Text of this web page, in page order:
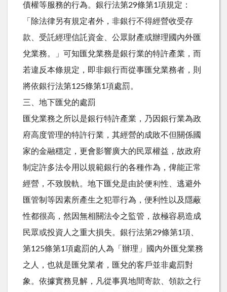
債權等服務的行為。銀行法第29條第1項規定：
「除法律另有規定者外，非銀行不得經營收受存
款、受託經理信託資金、公眾財產或辦理國內外匯
兌業務。」可知匯兌業務是銀行業的特許產業，而
若違反本條規定，即非銀行而從事匯兌業務者，則
將依銀行法第125條第1項處罰。
三、地下匯兌的處罰
匯兌業務之所以是銀行特許產業，乃因銀行業為政
府高度管理的特許行業，其經營的成敗不但關係國
家的金融穩定，更會影響廣大的民眾權益，故政府
制定許多法令用以規範銀行的各種作為，俾能正常
經營，不致脫軌。地下匯兌是由於便利性、逃避外
匯管制等因素所產生之犯罪行為，便利性以及隱蔽
性都很高，然因無相關法令之監管，故極容易造成
民眾或投資人之重大損失。銀行法第29條第1項、
第125條第1項處罰的人為「辦理」國內外匯兌業務
之人，也就是匯兌業者，匯兌的客戶並非處罰對
象。依據實務見解，凡從事異地間寄款、領款之行